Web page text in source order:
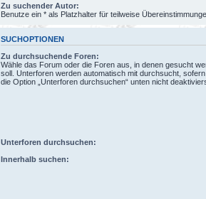
Zu suchender Autor:
Benutze ein * als Platzhalter für teilweise
SUCHOPTIONEN
Zu durchsuchende Foren:
Wähle das Forum oder die Foren aus, in denen gesucht
soll. Unterforen werden automatisch mit durchsucht,
die Option „Unterforen durchsuchen“ unten nicht
Unterforen durchsuchen:
Innerhalb suchen: